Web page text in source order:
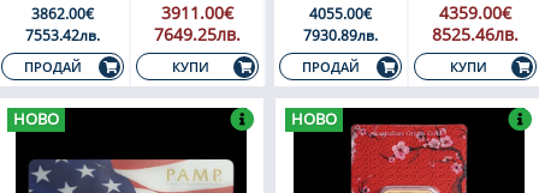
3862.00€
7553.42лв.
ПРОДАЙ
3911.00€
7649.25лв.
КУПИ
4055.00€
7930.89лв.
ПРОДАЙ
4359.00€
8525.46лв.
КУПИ
НОВО НОВО